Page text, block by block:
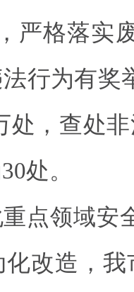
严格落实
行为有奖
处，查处
处。
点领域安
改造，